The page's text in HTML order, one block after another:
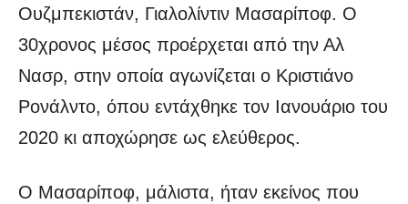
Ουζμπεκιστάν, Γιαλολίντιν Μασαρίποφ. Ο
30χρονος μέσος προέρχεται από την Αλ
Νασρ, στην οποία αγωνίζεται ο Κριστιάνο
Ρονάλντο, όπου εντάχθηκε τον Ιανουάριο του
2020 κι αποχώρησε ως ελεύθερος.
Ο Μασαρίποφ, μάλιστα, ήταν εκείνος που